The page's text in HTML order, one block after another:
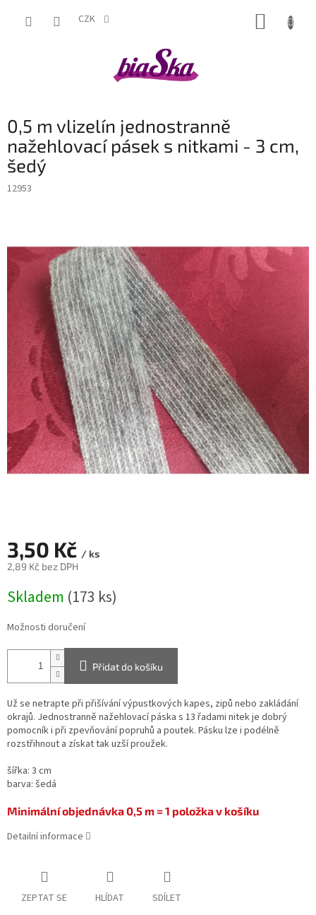
CZK
0,5 m vlizelín jednostranně
nažehlovací pásek s nitkami - 3 cm,
šedý
12953
3,50 Kč / ks
2,89 Kč bez DPH
cena:
Skladem (173 ks)
Možnosti doručení
Přidat do košíku
Už se netrapte při přišívání výpustkových kapes, zipů nebo zakládání
okrajů. Jednostranně nažehlovací páska s 13 řadami nitek je dobrý
pomocník i při zpevňování popruhů a poutek. Pásku lze i podélně
rozstřihnout a získat tak uzší proužek.
šířka: 3 cm
barva: šedá
Minimální objednávka 0,5 m = 1 položka v košíku
Detailní informace
ZEPTAT SE HLÍDAT SDÍLET